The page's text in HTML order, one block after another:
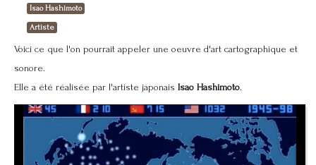
Isao Hashimoto
Artiste
Voici ce que l'on pourrait appeler une oeuvre d'art cartographique et
sonore.
Elle a été réalisée par l'artiste japonais Isao Hashimoto.